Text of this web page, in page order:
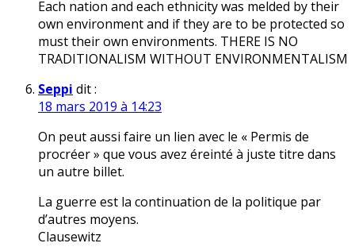
Each nation and each ethnicity was melded by their
own environment and if they are to be protected so
must their own environments. THERE IS NO
TRADITIONALISM WITHOUT ENVIRONMENTALISM
Seppi dit :
18 mars 2019 à 14:23
On peut aussi faire un lien avec le « Permis de
procréer » que vous avez éreinté à juste titre dans
un autre billet.
La guerre est la continuation de la politique par
d’autres moyens.
Clausewitz